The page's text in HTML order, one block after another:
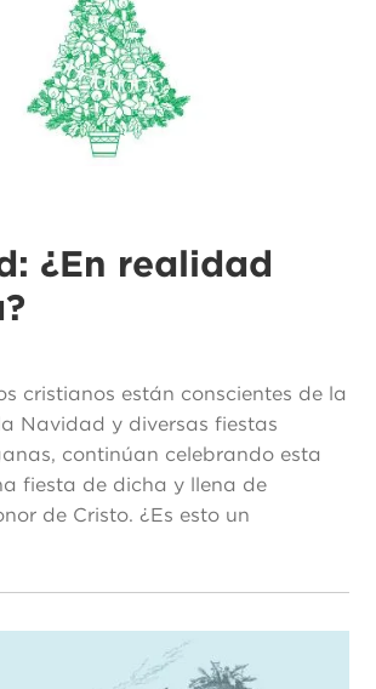
¿En realidad
cristianos están conscientes de la
Navidad y diversas fiestas
continúan celebrando esta
fiesta de dicha y llena de
de Cristo. ¿Es esto un